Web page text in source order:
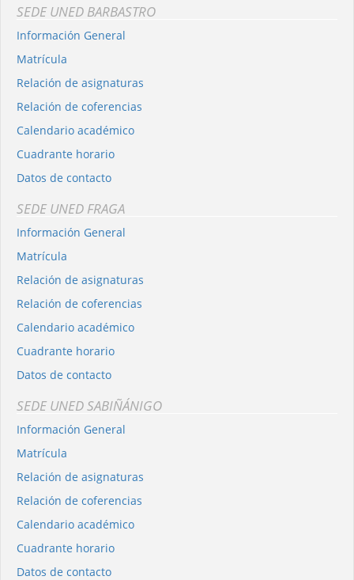
SEDE UNED BARBASTRO
Información General
Matrícula
Relación de asignaturas
Relación de coferencias
Calendario académico
Cuadrante horario
Datos de contacto
SEDE UNED FRAGA
Información General
Matrícula
Relación de asignaturas
Relación de coferencias
Calendario académico
Cuadrante horario
Datos de contacto
SEDE UNED SABIÑÁNIGO
Información General
Matrícula
Relación de asignaturas
Relación de coferencias
Calendario académico
Cuadrante horario
Datos de contacto